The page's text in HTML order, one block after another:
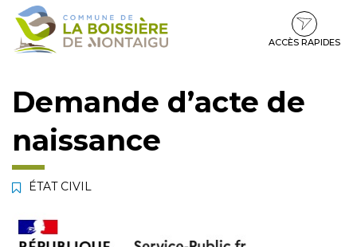
Gestion des traceurs
Aller
Aller
contenu
Aller
pied
ACCÈS RAPIDES
Demande d’acte de
naissance
ÉTAT CIVIL